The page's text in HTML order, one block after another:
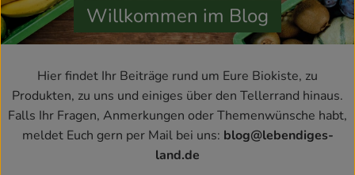
Biokisten
Rezeptkisten
Aktionen & Neues
Biokisten
Willkommen im Blog
Hier findet Ihr Beiträge rund um Eure Biokiste, zu
Produkten, zu uns und einiges über den Tellerrand hinaus.
Falls Ihr Fragen, Anmerkungen oder Themenwünsche habt,
meldet Euch gern per Mail bei uns: blog@lebendiges-
land.de